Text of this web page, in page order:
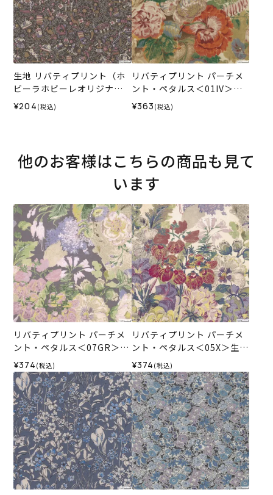
生地 リバティプリント（ホ
ビーラホビーレオリジナ
ル）2021AW ジャック＜06
¥204 (税込)
リバティプリント パーチメ
ント・ペタルス＜01IV＞生
地 （ホビーラホビーレオリ
ジナル）2024AW
¥363 (税込)
他のお客様はこちらの商品も見て
います
リバティプリント パーチメ
ント・ペタルス＜07GR＞生
地 （ホビーラホビーレオリ
ジナル）2026AW
¥374 (税込)
リバティプリント パーチメ
ント・ペタルス＜05X＞生地
（ホビーラホビーレオリジ
ナル）2026AW
¥374 (税込)